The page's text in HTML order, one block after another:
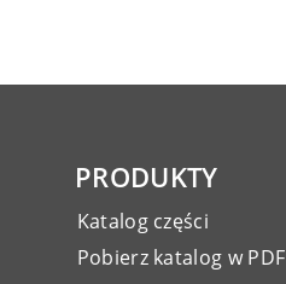
PRODUKTY
Katalog części
Pobierz katalog w PDF